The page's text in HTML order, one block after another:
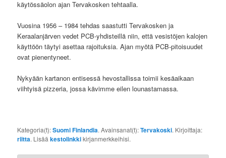
käytössäolon ajan Tervakosken tehtaalla.
Vuosina 1956 – 1984 tehdas saastutti Tervakosken ja
Keraalanjärven vedet PCB-yhdisteillä niin, että vesistöjen kalojen
käyttöön täytyi asettaa rajoituksia. Ajan myötä PCB-pitoisuudet
ovat pienentyneet.
Nykyään kartanon entisessä hevostallissa toimii kesäaikaan
viihtyisä pizzeria, jossa kävimme eilen lounastamassa.
Kategoria(t):Suomi Finlandia. Avainsanat(t):Tervakoski. Kirjoittaja:
riitta. Lisääkestolinkkikirjanmerkkeihisi.